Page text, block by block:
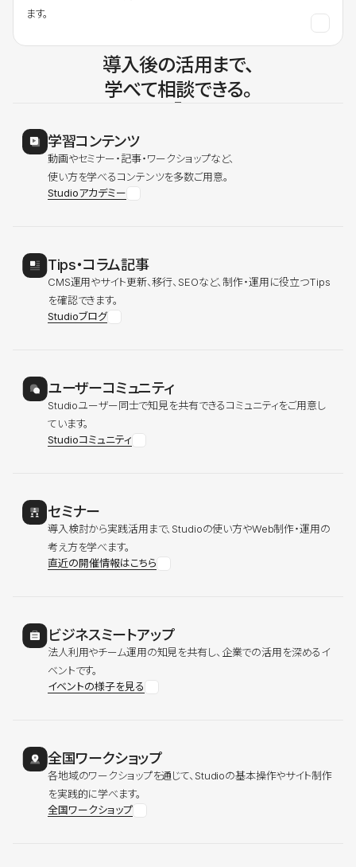
ます。
導入後の活用まで、
学べて相談できる。
学習コンテンツ
動画やセミナー・記事・ワークショップなど、
使い方を学べるコンテンツを多数ご用意。
Studioアカデミー
Tips・コラム記事
CMS運用やサイト更新、移行、SEOなど、制作・運用に役立つTips
を確認できます。
Studioブログ
ユーザーコミュニティ
Studioユーザー同士で知見を共有できるコミュニティをご用意し
ています。
Studioコミュニティ
セミナー
導入検討から実践活用まで、Studioの使い方やWeb制作・運用の
考え方を学べます。
直近の開催情報はこちら
ビジネスミートアップ
法人利用やチーム運用の知見を共有し、企業での活用を深めるイ
ベントです。
イベントの様子を見る
全国ワークショップ
各地域のワークショップを通じて、Studioの基本操作やサイト制作
を実践的に学べます。
全国ワークショップ